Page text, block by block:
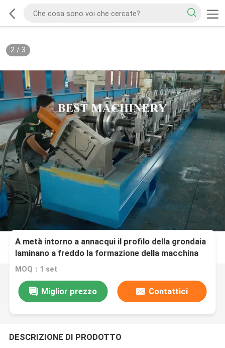
2/ 3
A metà intorno a annacqui il profilo della grondaia
laminano a freddo la formazione della macchina
MOQ：1 set
Miglior prezzo Contattici
DESCRIZIONE DI PRODOTTO